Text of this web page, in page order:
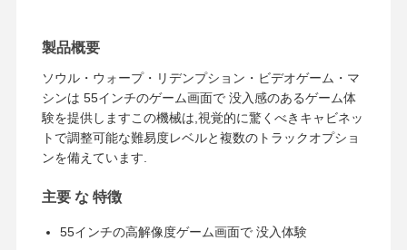
会社案内 品質管理 お問い合わせ ニュース
すべての場合 見積依頼
製品概要
ソウル・ウォープ・リデンプション・ビデオゲーム・マ
シンは 55インチのゲーム画面で 没入感のあるゲーム体
験を提供しますこの機械は,視覚的に驚くべきキャビネッ
トで調整可能な難易度レベルと複数のトラックオプショ
ンを備えています.
主要 な 特徴
55インチの高解像度ゲーム画面で 没入体験